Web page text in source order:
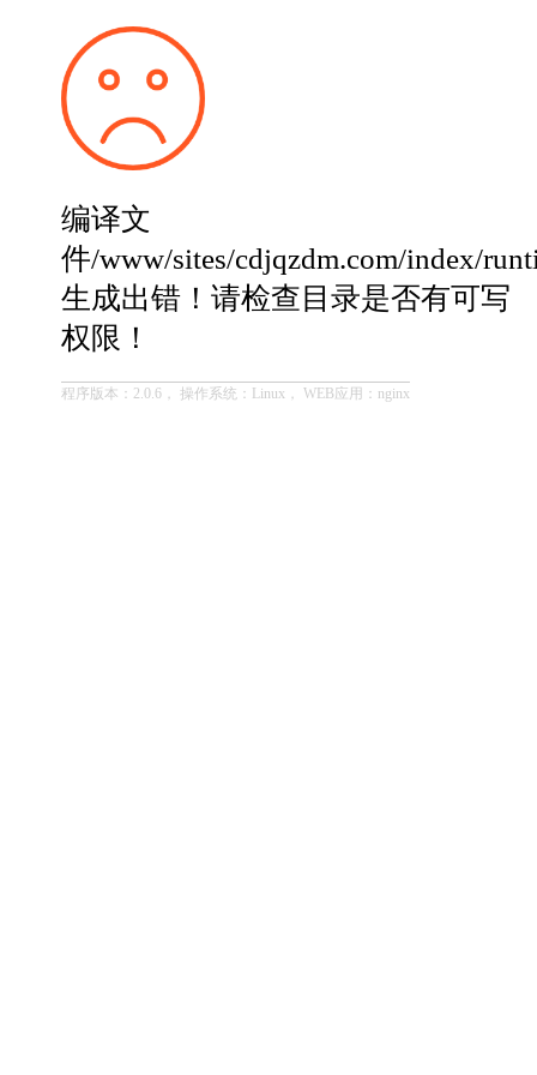
编译文
件/www/sites/cdjqzdm.com/index/
生成出错！请检查目录是否有可写
权限！
程序版本：2.0.6， 操作系统：Linux， WEB应用：nginx